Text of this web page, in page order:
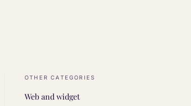
OTHER CATEGORIES
Web and widget